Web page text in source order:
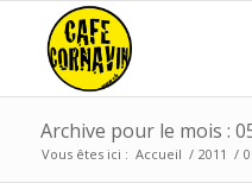
Archive pour le mois :
Vous êtes ici : Accueil / 2011 /